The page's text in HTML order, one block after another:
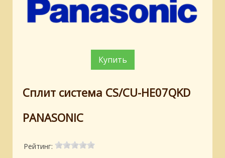
Купить
Сплит система CS/CU-HE07QKD
PANASONIC
Рейтинг: